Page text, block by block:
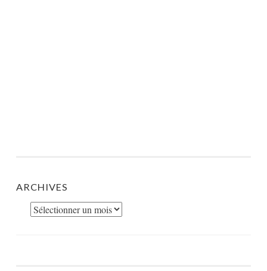
ARCHIVES
Archives